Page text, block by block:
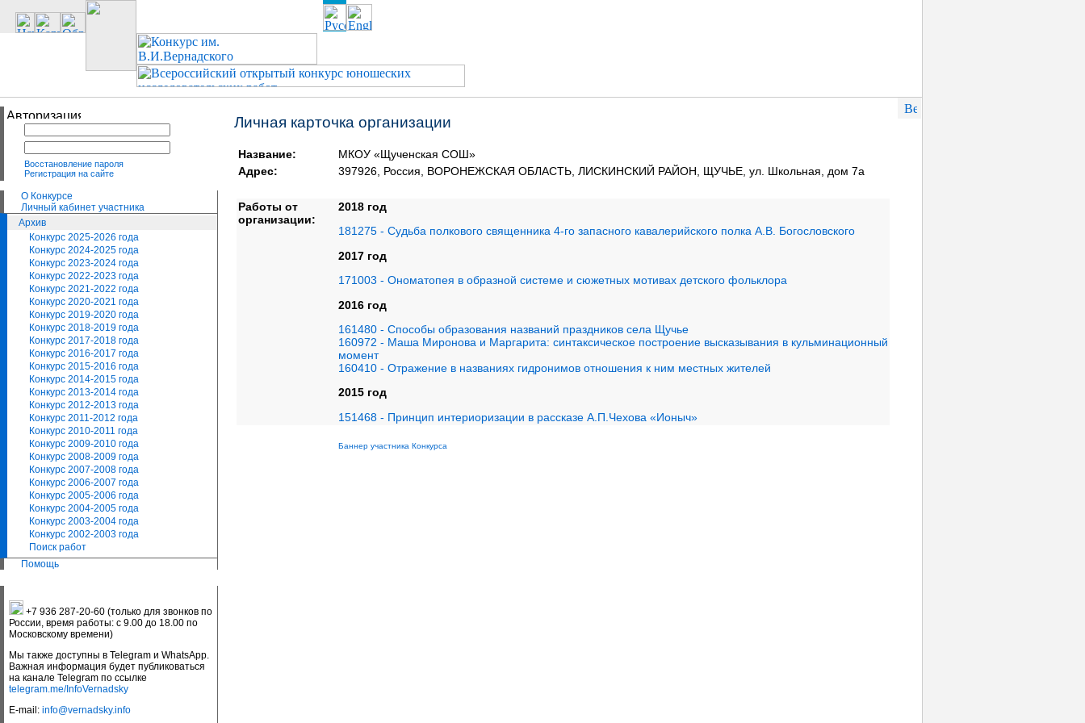
Восстановление пароля
Регистрация на сайте
О Конкурсе
Личный кабинет участника
Архив
Конкурс 2025-2026 года
Конкурс 2024-2025 года
Конкурс 2023-2024 года
Конкурс 2022-2023 года
Конкурс 2021-2022 года
Конкурс 2020-2021 года
Конкурс 2019-2020 года
Конкурс 2018-2019 года
Конкурс 2017-2018 года
Конкурс 2016-2017 года
Конкурс 2015-2016 года
Конкурс 2014-2015 года
Конкурс 2013-2014 года
Конкурс 2012-2013 года
Конкурс 2011-2012 года
Конкурс 2010-2011 года
Конкурс 2009-2010 года
Конкурс 2008-2009 года
Конкурс 2007-2008 года
Конкурс 2006-2007 года
Конкурс 2005-2006 года
Конкурс 2004-2005 года
Конкурс 2003-2004 года
Конкурс 2002-2003 года
Поиск работ
Помощь
+7 936 287-20-60 (только для звонков по
России, время работы: с 9.00 до 18.00 по
Московскому времени)
Мы также доступны в Telegram и WhatsApp.
Важная информация будет публиковаться
на канале Telegram по ссылке
telegram.me/InfoVernadsky
E-mail: info@vernadsky.info
Личная карточка организации
Название:
МКОУ «Щученская СОШ»
Адрес:
397926, Россия, ВОРОНЕЖСКАЯ ОБЛАСТЬ, ЛИСКИНСКИЙ РАЙОН, ЩУЧЬЕ, ул. Школьная, дом 7а
Работы от
организации:
2018 год
181275 - Судьба полкового священника 4-го запасного кавалерийского полка А.В. Богословского
2017 год
171003 - Ономатопея в образной системе и сюжетных мотивах детского фольклора
2016 год
161480 - Способы образования названий праздников села Щучье
160972 - Маша Миронова и Маргарита: синтаксическое построение высказывания в кульминационный
момент
160410 - Отражение в названиях гидронимов отношения к ним местных жителей
2015 год
151468 - Принцип интериоризации в рассказе А.П.Чехова «Ионыч»
Баннер участника Конкурса